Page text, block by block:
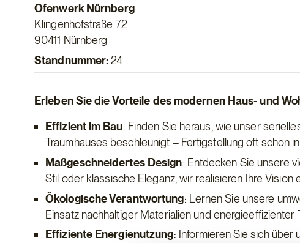
Ofenwerk Nürnberg
Klingenhofstraße 72
90411 Nürnberg
Standnummer:24
Erleben Sie die Vorteile des modernen Haus- und
Effizient im Bau: Finden Sie heraus, wie unser
Traumhauses beschleunigt – Fertigstellung oft schon
Maßgeschneidertes Design: Entdecken Sie unsere
Stil oder klassische Eleganz, wir realisieren Ihre Vision
Ökologische Verantwortung: Lernen Sie unsere
Einsatz nachhaltiger Materialien und energieeffizienter
Effiziente Energienutzung: Informieren Sie sich über